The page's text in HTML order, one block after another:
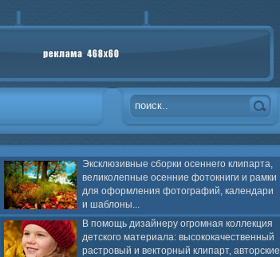
Эксклюзивные сборки осеннего клипарта,
великолепные осенние фотокниги и рамки
для оформления фотографий, календари
и шаблоны...
В помощь дизайнеру огромная коллекция
детского материала: высококачественный
растровый и векторный клипарт, авторские